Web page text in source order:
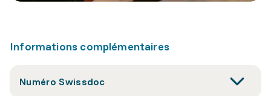
Informations complémentaires
Numéro Swissdoc